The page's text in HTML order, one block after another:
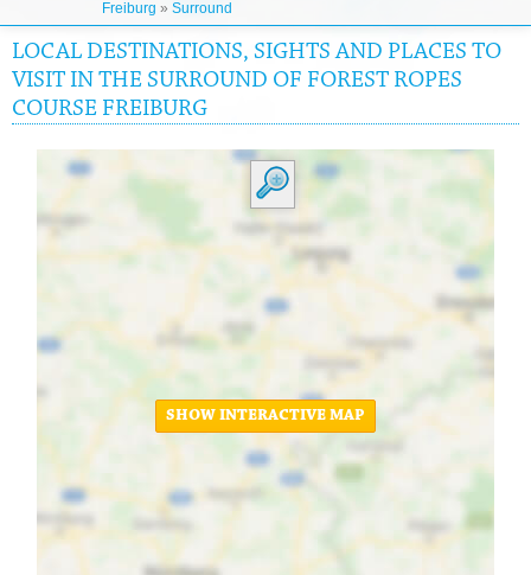
Freiburg » Surround
LOCAL DESTINATIONS, SIGHTS AND PLACES TO
VISIT IN THE SURROUND OF FOREST ROPES
COURSE FREIBURG
SHOW INTERACTIVE MAP